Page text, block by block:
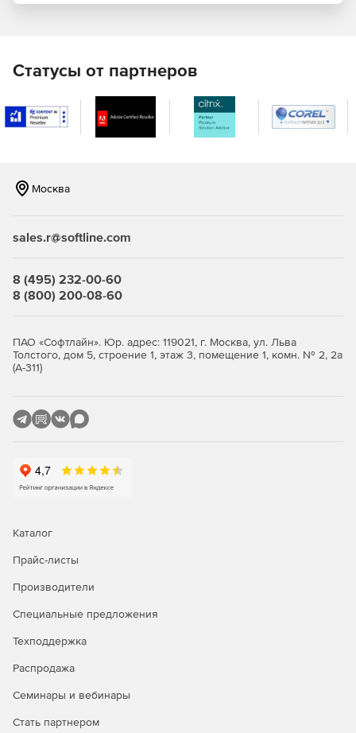
Статусы от партнеров
Москва
sales.r@softline.com
8 (495) 232-00-60
8 (800) 200-08-60
ПАО «Софтлайн». Юр. адрес: 119021, г. Москва, ул. Льва
Толстого, дом 5, строение 1, этаж 3, помещение 1, комн. № 2, 2а
(А-311)
Каталог
Прайс-листы
Производители
Специальные предложения
Техподдержка
Распродажа
Семинары и вебинары
Стать партнером